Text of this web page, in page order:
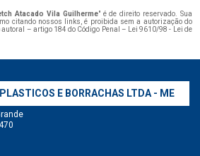
Atacado Vila Guilherme" é de direito reservado. Sua
citando nossos links, é proibida sem a autorização do
– artigo 184 do Código Penal – Lei 9610/98 - Lei de
E BORRACHAS LTDA - ME